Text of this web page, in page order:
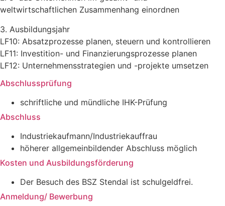
weltwirtschaftlichen Zusammenhang einordnen
3. Ausbildungsjahr
LF10: Absatzprozesse planen, steuern und kontrollieren
LF11: Investition- und Finanzierungsprozesse planen
LF12: Unternehmensstrategien und -projekte umsetzen
Abschlussprüfung
schriftliche und mündliche IHK-Prüfung
Abschluss
Industriekaufmann/Industriekauffrau
höherer allgemeinbildender Abschluss möglich
Kosten und Ausbildungsförderung
Der Besuch des BSZ Stendal ist schulgeldfrei.
Anmeldung/ Bewerbung